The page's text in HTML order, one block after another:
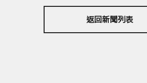
返回新聞列表